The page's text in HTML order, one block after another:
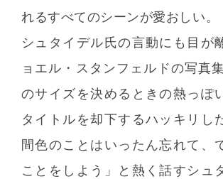
れるすべてのシーンが愛おしい。
シュタイデル氏の言動にも目が
ョエル・スタンフェルドの写真集
のサイズを決めるときの熱っぽ
タイトルを却下するハッキリし
間色のことはいったん忘れて、
ことをしよう」と熱く話すシュ